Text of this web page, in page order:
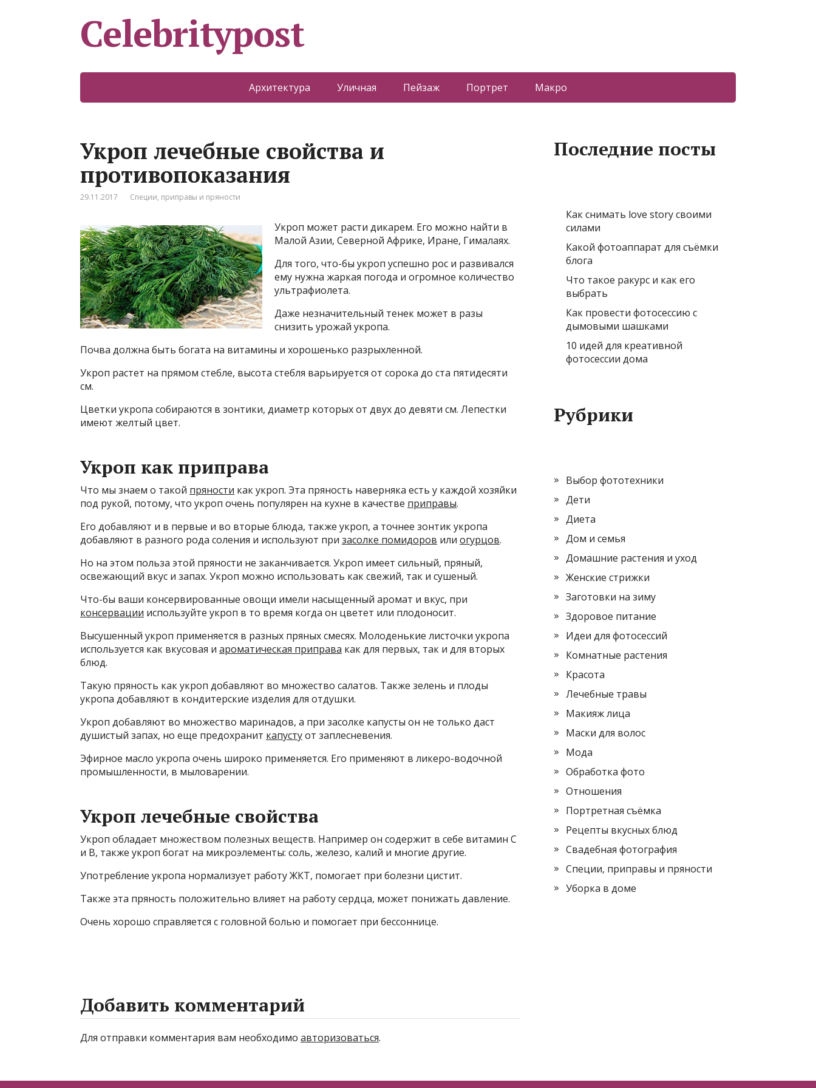
Celebritypost
Архитектура Уличная Пейзаж Портрет Макро
Укроп лечебные свойства и
противопоказания
29.11.2017 Специи, приправы и пряности
Укроп может расти дикарем. Его можно найти в
Малой Азии, Северной Африке, Иране, Гималаях.
Для того, что-бы укроп успешно рос и развивался
ему нужна жаркая погода и огромное количество
ультрафиолета.
Даже незначительный тенек может в разы
снизить урожай укропа.
Почва должна быть богата на витамины и хорошенько разрыхленной.
Укроп растет на прямом стебле, высота стебля варьируется от сорока до ста пятидесяти
см.
Цветки укропа собираются в зонтики, диаметр которых от двух до девяти см. Лепестки
имеют желтый цвет.
Укроп как приправа
Что мы знаем о такой пряности как укроп. Эта пряность наверняка есть у каждой хозяйки
под рукой, потому, что укроп очень популярен на кухне в качестве приправы.
Его добавляют и в первые и во вторые блюда, также укроп, а точнее зонтик укропа
добавляют в разного рода соления и используют при засолке помидоров или огурцов.
Но на этом польза этой пряности не заканчивается. Укроп имеет сильный, пряный,
освежающий вкус и запах. Укроп можно использовать как свежий, так и сушеный.
Что-бы ваши консервированные овощи имели насыщенный аромат и вкус, при
консервации используйте укроп в то время когда он цветет или плодоносит.
Высушенный укроп применяется в разных пряных смесях. Молоденькие листочки укропа
используется как вкусовая и ароматическая приправа как для первых, так и для вторых
блюд.
Такую пряность как укроп добавляют во множество салатов. Также зелень и плоды
укропа добавляют в кондитерские изделия для отдушки.
Укроп добавляют во множество маринадов, а при засолке капусты он не только даст
душистый запах, но еще предохранит капустуот заплесневения.
Эфирное масло укропа очень широко применяется. Его применяют в ликеро-водочной
промышленности, в мыловарении.
Укроп лечебные свойства
Укроп обладает множеством полезных веществ. Например он содержит в себе витамин C
и B, также укроп богат на микроэлементы: соль, железо, калий и многие другие.
Употребление укропа нормализует работу ЖКТ, помогает при болезни цистит.
Также эта пряность положительно влияет на работу сердца, может понижать давление.
Очень хорошо справляется с головной болью и помогает при бессоннице.
Добавить комментарий
Для отправки комментария вам необходимо авторизоваться.
Последние посты
Как снимать love story своими
силами
Какой фотоаппарат для съёмки
блога
Что такое ракурс и как его
выбрать
Как провести фотосессию с
дымовыми шашками
10 идей для креативной
фотосессии дома
Рубрики
Выбор фототехники
Дети
Диета
Дом и семья
Домашние растения и уход
Женские стрижки
Заготовки на зиму
Здоровое питание
Идеи для фотосессий
Комнатные растения
Красота
Лечебные травы
Макияж лица
Маски для волос
Мода
Обработка фото
Отношения
Портретная съёмка
Рецепты вкусных блюд
Свадебная фотография
Специи, приправы и пряности
Уборка в доме